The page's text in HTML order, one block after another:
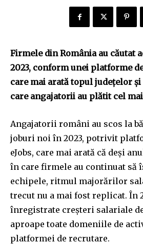
Firmele din România au căutat
2023, conform unei platforme
care mai arată topul județelor
care angajatorii au plătit cel
Angajatorii români au scos la
joburi noi în 2023, potrivit
eJobs, care mai arată că deși
în care firmele au continuat să
echipele, ritmul majorărilor
trecut nu a mai fost replicat. În
înregistrate creșteri salariale
aproape toate domeniile de
platformei de recrutare.